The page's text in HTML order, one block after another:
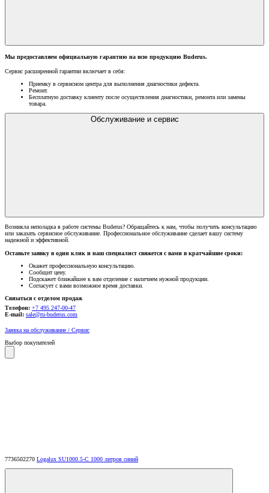
Мы предоставляем официальную гарантию на всю продукцию Buderus.
Сервис расширенной гарантии включает в себя:
Приемку в сервисном центра для выполнения диагностики дефекта.
Ремонт.
Бесплатную доставку клиенту после осуществления диагностики, ремонта или замены
товара.
Обслуживание и сервис
Возникла неполадка в работе системы Buderus? Обращайтесь к нам, чтобы получить консультацию
или заказать сервисное обслуживание. Профессиональное обслуживание сделает вашу систему
надежной и эффективной.
Оставьте заявку в один клик и наш специалист свяжется с вами в кратчайшие сроки:
Окажет профессиональную консультацию.
Сообщит цену.
Подскажет ближайшее к вам отделение с наличием нужной продукции.
Согласует с вами возможное время доставки.
Связаться с отделом продаж
Телефон: +7 495 247-00-47
E-mail: sale@ru-buderus.com
Заявка на обслуживание / Сервис
Выбор покупателей
7736502270 Logalux SU1000.5-C 1000 литров синий